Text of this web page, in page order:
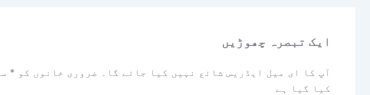
ایک تبصرہ چھوڑیں
آپ کا ای میل ایڈریس شائع نہیں کیا جائے گا۔ ضروری خانوں کو *
کیا گیا ہے